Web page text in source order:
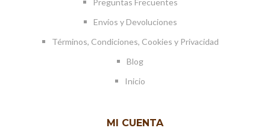
Envíos y Devoluciones
Términos, Condiciones, Cookies y Privacidad
Blog
Inicio
MI CUENTA